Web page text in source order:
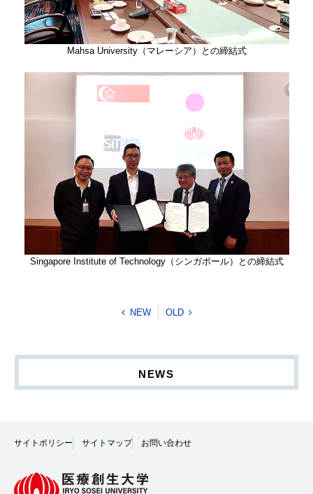
Mahsa University（マレーシア）との締結式
Singapore Institute of Technology（シンガポール）との締結式
NEW OLD
NEWS
サイトポリシー サイトマップ お問い合わせ